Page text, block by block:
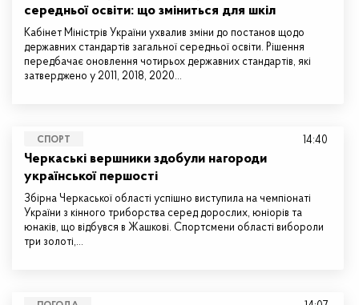
середньої освіти: що зміниться для шкіл
Кабінет Міністрів України ухвалив зміни до постанов щодо
державних стандартів загальної середньої освіти. Рішення
передбачає оновлення чотирьох державних стандартів, які
затверджено у 2011, 2018, 2020…
СПОРТ
Черкаські вершники здобули нагороди
української першості
Збірна Черкаської області успішно виступила на чемпіонаті
України з кінного триборства серед дорослих, юніорів та
юнаків, що відбувся в Жашкові. Спортсмени області вибороли
три золоті,…
14:40